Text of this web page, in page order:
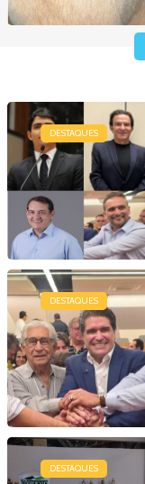
DESTAQUES
DESTAQUES
DESTAQUES